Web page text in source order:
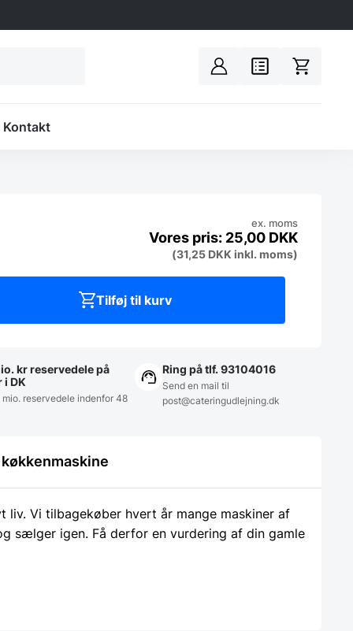
Spacer
Kontakt
25,00 DKK
ex. moms
(31,25 DKK inkl. moms)
Tilføj til kurv
kr reservedele på
i DK
mio. reservedele indenfor 48
Ring på tlf. 93104016
Send en mail til
post@cateringudlejning.dk
liv. Vi tilbagekøber hvert år mange maskiner af
sælger igen. Få derfor en vurdering af din gamle